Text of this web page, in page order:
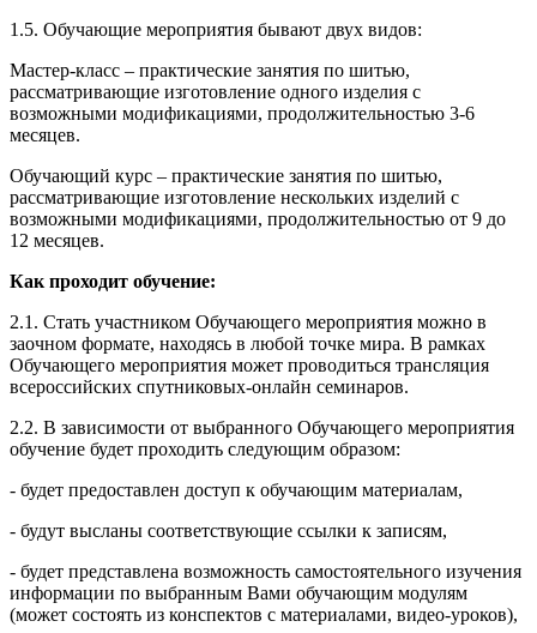
1.5. Обучающие мероприятия бывают двух видов:
Мастер-класс – практические занятия по шитью,
рассматривающие изготовление одного изделия с
возможными модификациями, продолжительностью 3-6
месяцев.
Обучающий курс – практические занятия по шитью,
рассматривающие изготовление нескольких изделий с
возможными модификациями, продолжительностью от 9 до
12 месяцев.
Как проходит обучение:
2.1. Стать участником Обучающего мероприятия можно в
заочном формате, находясь в любой точке мира. В рамках
Обучающего мероприятия может проводиться трансляция
всероссийских спутниковых-онлайн семинаров.
2.2. В зависимости от выбранного Обучающего мероприятия
обучение будет проходить следующим образом:
- будет предоставлен доступ к обучающим материалам,
- будут высланы соответствующие ссылки к записям,
- будет представлена возможность самостоятельного изучения
информации по выбранным Вами обучающим модулям
(может состоять из конспектов с материалами, видео-уроков),